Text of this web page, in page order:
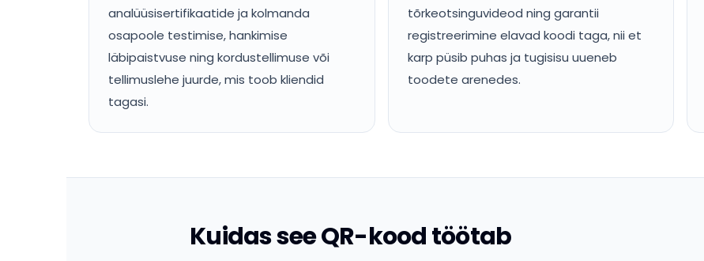
analüüsisertifikaatide ja kolmanda
osapoole testimise, hankimise
läbipaistvuse ning kordustellimuse või
tellimuslehe juurde, mis toob kliendid
tagasi.
tõrkeotsinguvideod ning garantii
registreerimine elavad koodi taga, nii et
karp püsib puhas ja tugisisu uueneb
toodete arenedes.
Kuidas see QR-kood töötab